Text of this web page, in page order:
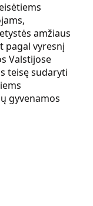
amžiaus
pagal vyresnį
Valstijose
teisę sudaryti
gyvenamos